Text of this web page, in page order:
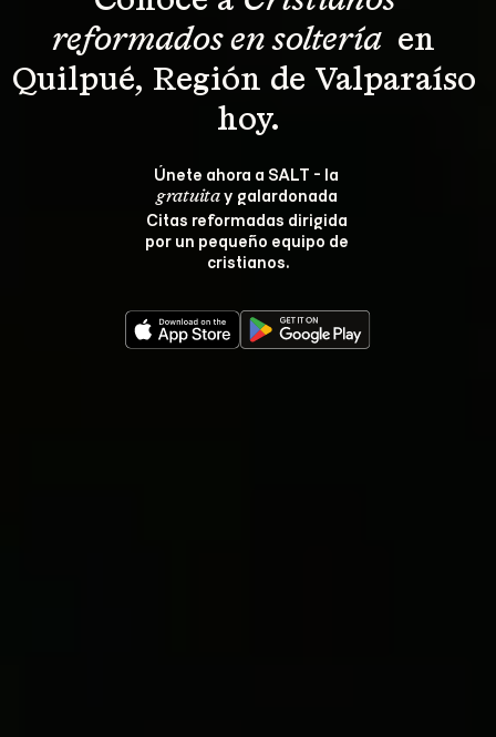
reformados en soltería en
Quilpué, Región de Valparaíso
hoy.
Únete ahora a SALT - la
gratuita y galardonada
Citas reformadas dirigida
por un pequeño equipo de
cristianos.